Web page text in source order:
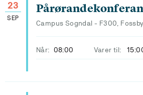
23
SEP
Campus Sogndal - F300,
Når: 08:00 Varer til: